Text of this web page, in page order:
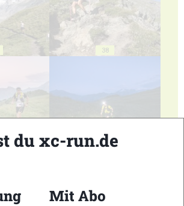
38
40
du xc-run.de
Mit Abo